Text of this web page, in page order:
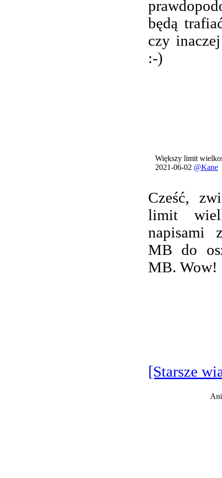
będą
czy
:-)
Większy limit
2021-06-02 @Kane
Cześć,
limit
napisami
MB do
MB. Wow!
[Starsze